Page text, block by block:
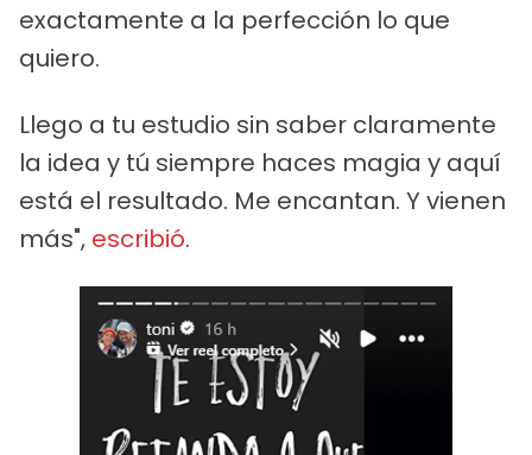
exactamente a la perfección lo que
quiero.
Llego a tu estudio sin saber claramente
la idea y tú siempre haces magia y aquí
está el resultado. Me encantan. Y vienen
más", escribió.